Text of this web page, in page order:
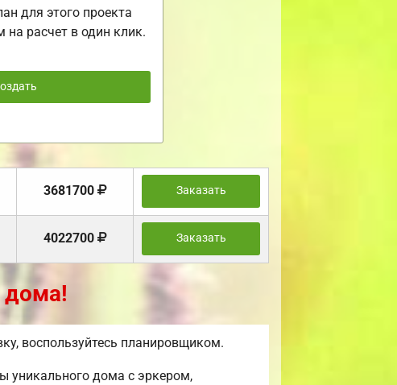
для этого проекта
на расчет в один клик.
3681700 Заказать
4022700 Заказать
дома!
воспользуйтесь планировщиком.
уникального дома с эркером,